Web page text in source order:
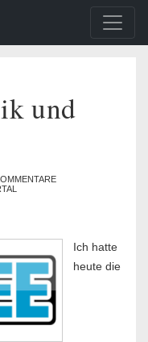
und
Ich hatte
heute die